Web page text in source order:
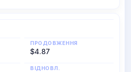
ПРОДОВЖЕННЯ
$4.87
ВІДНОВЛ.